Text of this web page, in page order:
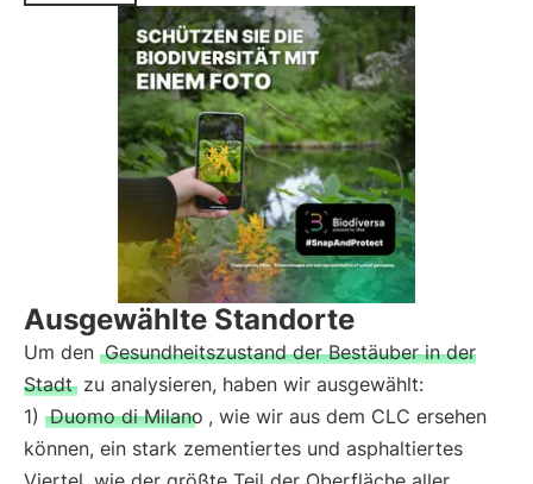
Ausgewählte Standorte
Um den Gesundheitszustand der Bestäuber in der
Stadt zu analysieren, haben wir ausgewählt:
1) Duomo di Milano , wie wir aus dem CLC ersehen
können, ein stark zementiertes und asphaltiertes